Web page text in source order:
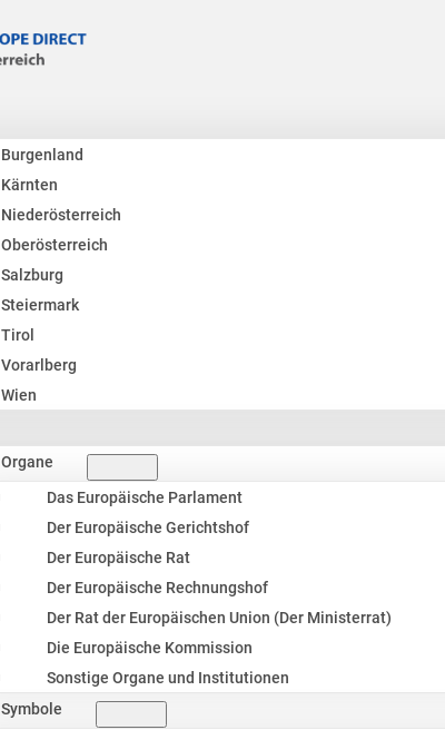
Burgenland
Kärnten
Niederösterreich
Oberösterreich
Salzburg
Steiermark
Tirol
Vorarlberg
Wien
Organe
Das Europäische Parlament
Der Europäische Gerichtshof
Der Europäische Rat
Der Europäische Rechnungshof
Der Rat der Europäischen Union (Der Ministerrat)
Die Europäische Kommission
Sonstige Organe und Institutionen
Symbole